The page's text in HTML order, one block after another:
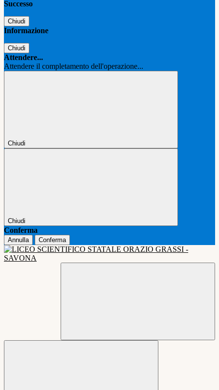
Successo
Chiudi
Informazione
Chiudi
Attendere...
Attendere il completamento dell'operazione...
Chiudi
Chiudi
Conferma
Annulla Conferma